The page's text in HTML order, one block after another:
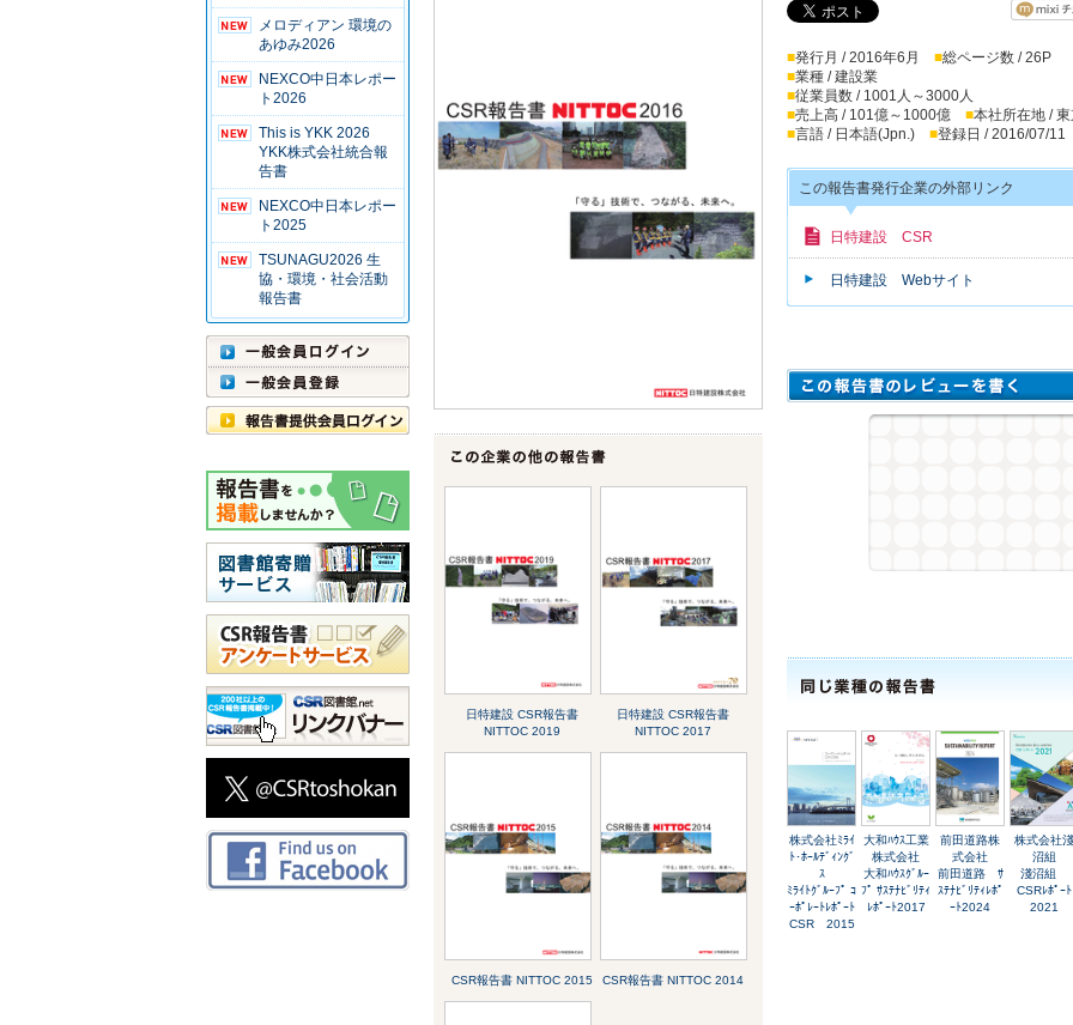
メロディアン 環境の
あゆみ2026
NEXCO中日本レポー
ト2026
This is YKK 2026
YKK株式会社統合報
告書
NEXCO中日本レポー
ト2025
TSUNAGU2026 生
協・環境・社会活動
報告書
日特建設 CSR報告書
NITTOC 2019
日特建設 CSR報告書
NITTOC 2017
CSR報告書 NITTOC 2015 CSR報告書 NITTOC 2014
■発行月 / 2016年6月 ■総ページ数 / 26P
■業種 / 建設業
■従業員数 / 1001人～3000人
■売上高 / 101億～1000億 ■本社所在地 /
■言語 / 日本語(Jpn.) ■登録日 / 2016/07/11
この報告書発行企業の外部リンク
日特建設 CSR
日特建設 Webサイト
株式会社ﾐﾗｲ
ﾄ･ﾎｰﾙﾃﾞｨﾝｸﾞ
ｽ
ﾐﾗｲﾄｸﾞﾙｰﾌﾟ ｺ
ｰﾎﾟﾚｰﾄﾚﾎﾟｰﾄ
CSR 2015
大和ﾊｳｽ工業
株式会社
大和ﾊｳｽｸﾞﾙｰ
ﾌﾟ ｻｽﾃﾅﾋﾞﾘﾃｨ
ﾚﾎﾟｰﾄ2017
前田道路株
式会社
前田道路 ｻ
ｽﾃﾅﾋﾞﾘﾃｨﾚﾎﾟ
ｰﾄ2024
株式会社淺
沼組
淺沼組
CSRﾚﾎﾟｰﾄ
2021